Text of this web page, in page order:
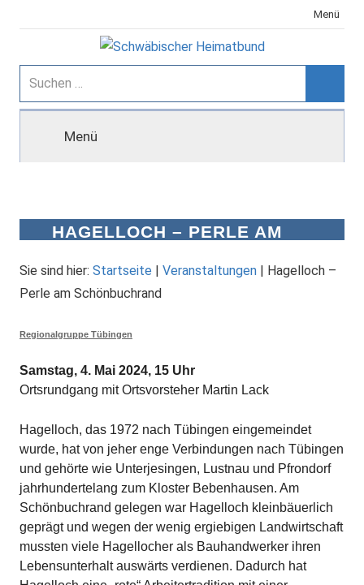
Inhalt
Menü
Schwäbischer
Heimatbund
Suchen
nach:
Menü
HAGELLOCH – PERLE AM
Sie sind hier: Startseite | Veranstaltungen | Hagelloch –
Perle am Schönbuchrand
Regionalgruppe Tübingen
Samstag, 4. Mai 2024, 15 Uhr
Ortsrundgang mit Ortsvorsteher Martin Lack
Hagelloch, das 1972 nach Tübingen eingemeindet
wurde, hat von jeher enge Verbindungen nach Tübingen
und gehörte wie Unterjesingen, Lustnau und Pfrondorf
jahrhundertelang zum Kloster Bebenhausen. Am
Schönbuchrand gelegen war Hagelloch kleinbäuerlich
geprägt und wegen der wenig ergiebigen Landwirtschaft
mussten viele Hagellocher als Bauhandwerker ihren
Lebensunterhalt auswärts verdienen. Dadurch hat